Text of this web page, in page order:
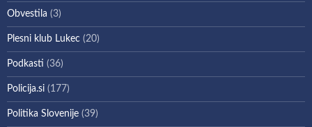
Obvestila (3)
Plesni klub Lukec (20)
Podkasti (36)
Policija.si (177)
Politika Slovenije (39)